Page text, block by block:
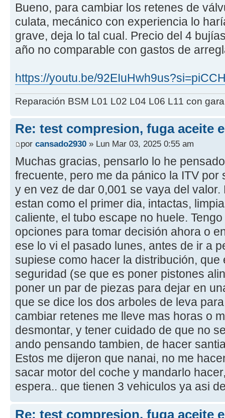
Bueno, para cambiar los retenes de
culata, mecánico con experiencia lo
grave, deja lo tal cual. Precio del 4
año no comparable con gastos de
https://youtu.be/
Reparación BSM L01 L02 L04 L06 L11 con
Re: test compresion, fuga aceite
por cansado2930 » Lun Mar 03, 2025 0:55 am
Muchas gracias, pensarlo lo he
frecuente, pero me da pánico la ITV
y en vez de dar 0,001 se vaya del
estan como el primer dia, intactas,
caliente, el tubo escape no huele.
opciones para tomar decisión ahora o
ese lo vi el pasado lunes, antes de ir a
supiese como hacer la distribución, que
seguridad (se que es poner pistones
poner un par de piezas para dejar en
que se dice los dos arboles de leva
cambiar retenes me lleve mas horas o
desmontar, y tener cuidado de que no
ando pensando tambien, de hacer
Estos me dijeron que nanai, no me
sacar motor del coche y mandarlo
espera.. que tienen 3 vehiculos ya asi
Re: test compresion, fuga aceite